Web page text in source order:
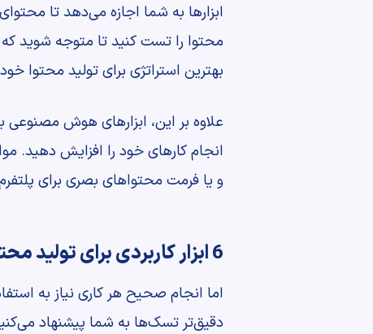
ابزارها به شما اجازه می‌دهد تا
محتوا را تست کنید تا متوجه شوید که
بهترین استراتژی برای تولید محتوا خود
علاوه بر این، ابزارهای هوش
انجام کارهای خود را افزایش دهید.
و یا فرمت محتواهای بصری برای
6 ابزار کاربردی برای تولید محتوا با هوش مصنوعی
اما انجام صحیح هر کاری نیاز به